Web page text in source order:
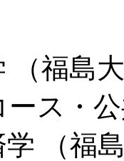
（福島
ース・
（福